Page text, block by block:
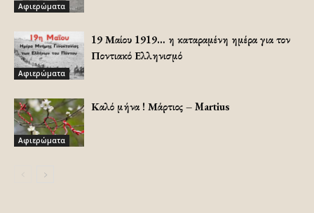
Αφιερώματα
Αφιερώματα
19 Μαίου 1919… η καταραμένη ημέρα για τον
Ποντιακό Ελληνισμό
Αφιερώματα
Καλό μήνα ! Μάρτιος – Martius